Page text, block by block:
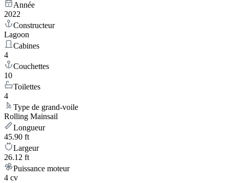
Année
2022
Constructeur
Lagoon
Cabines
4
Couchettes
10
Toilettes
4
Type de grand-voile
Rolling Mainsail
Longueur
45.90 ft
Largeur
26.12 ft
Puissance moteur
4 cv